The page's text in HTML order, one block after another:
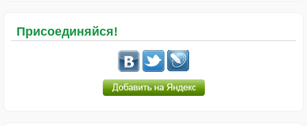
Присоединяйся!